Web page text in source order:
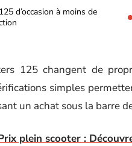
d’occasion à moins de
125 changent de
simples
un achat sous la barre
plein scooter :